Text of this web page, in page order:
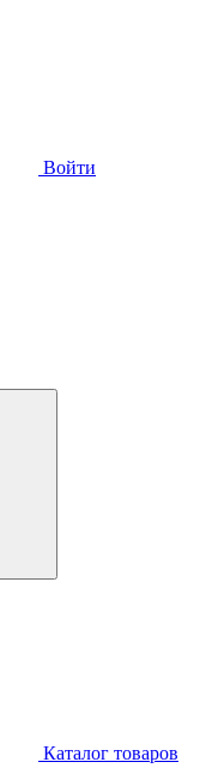
Войти
Каталог товаров